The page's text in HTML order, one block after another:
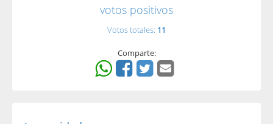
votos positivos
Votos totales: 11
Comparte: